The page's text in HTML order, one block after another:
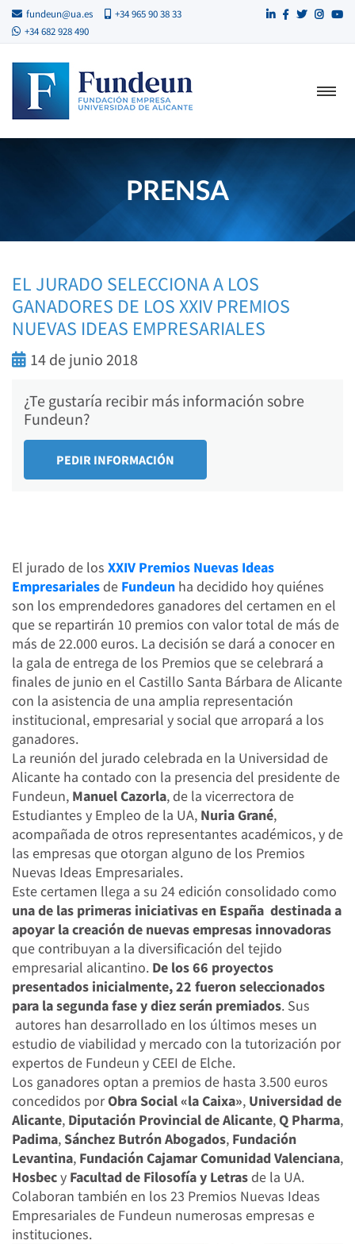
fundeun@ua.es
+34 965 90 38 33
+34 682 928 490
PRENSA
EL JURADO SELECCIONA A LOS
GANADORES DE LOS XXIV PREMIOS
NUEVAS IDEAS EMPRESARIALES
14 de junio 2018
¿Te gustaría recibir más información sobre
Fundeun?
El jurado de los XXIV Premios Nuevas Ideas
Empresarialesde Fundeun ha decidido hoy quiénes
son los emprendedores ganadores del certamen en el
que se repartirán 10 premios con valor total de más de
más de 22.000 euros. La decisión se dará a conocer en
la gala de entrega de los Premios que se celebrará a
finales de junio en el Castillo Santa Bárbara de Alicante
con la asistencia de una amplia representación
institucional, empresarial y social que arropará a los
ganadores.
La reunión del jurado celebrada en la Universidad de
Alicante ha contado con la presencia del presidente de
Fundeun, Manuel Cazorla, de la vicerrectora de
Estudiantes y Empleo de la UA, Nuria Grané,
acompañada de otros representantes académicos, y de
las empresas que otorgan alguno de los Premios
Nuevas Ideas Empresariales.
Este certamen llega a su 24 edición consolidado como
una de las primeras iniciativas en España destinada a
apoyar la creación de nuevas empresas innovadoras
que contribuyan a la diversificación del tejido
empresarial alicantino. De los 66 proyectos
presentados inicialmente, 22 fueron seleccionados
para la segunda fase y diez serán premiados. Sus
autores han desarrollado en los últimos meses un
estudio de viabilidad y mercado con la tutorización por
expertos de Fundeun y CEEI de Elche.
Los ganadores optan a premios de hasta 3.500 euros
concedidos porObra Social «la Caixa», Universidad de
Alicante, Diputación Provincial de Alicante,Q Pharma,
Padima,Sánchez Butrón Abogados, Fundación
Levantina, Fundación Cajamar Comunidad Valenciana,
Hosbecy Facultad de Filosofía y Letrasde la UA.
Colaboran también en los 23 Premios Nuevas Ideas
Empresariales de Fundeun numerosas empresas e
instituciones.